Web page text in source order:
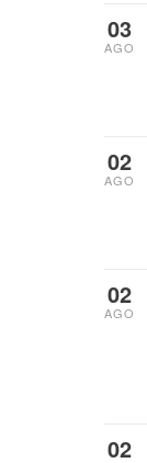
03
AGO
02
AGO
02
AGO
02